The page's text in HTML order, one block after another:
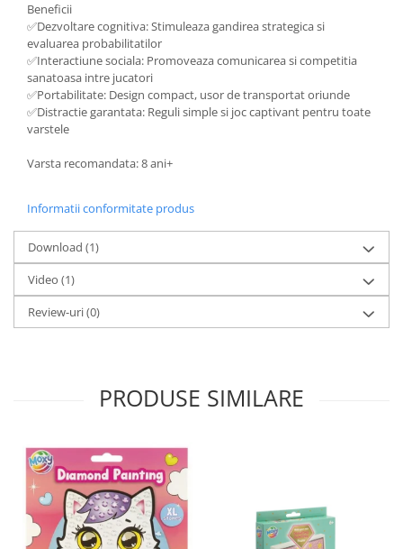
Beneficii
✅Dezvoltare cognitiva: Stimuleaza gandirea strategica si
evaluarea probabilitatilor
✅Interactiune sociala: Promoveaza comunicarea si competitia
sanatoasa intre jucatori
✅Portabilitate: Design compact, usor de transportat oriunde
✅Distractie garantata: Reguli simple si joc captivant pentru toate
varstele
Varsta recomandata: 8 ani+
Informatii conformitate produs
Download (1)
Video (1)
Review-uri(0)
PRODUSE SIMILARE